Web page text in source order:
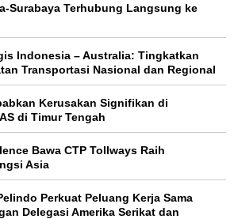
Surabaya Terhubung Langsung ke
Indonesia – Australia: Tingkatkan
Transportasi Nasional dan Regional
Kerusakan Signifikan di
di Timur Tengah
Bawa CTP Tollways Raih
Asia
Perkuat Peluang Kerja Sama
Delegasi Amerika Serikat dan